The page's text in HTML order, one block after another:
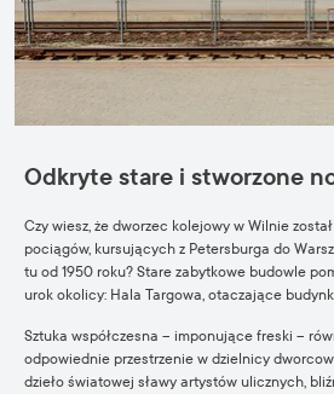
Odkryte stare i stworzone
Czy wiesz, że dworzec kolejowy w Wilnie
pociągów, kursujących z Petersburga do
tu od 1950 roku? Stare zabytkowe budowle
urok okolicy: Hala Targowa, otaczające
Sztuka współczesna – imponujące freski –
odpowiednie przestrzenie w dzielnicy
dzieło światowej sławy artystów ulicznych,